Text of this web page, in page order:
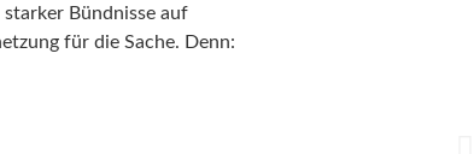
starker Bündnisse auf
für die Sache. Denn: